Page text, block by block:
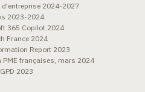
2024-2027
2023-2024
365 Copilot 2024
France 2024
Report 2023
PME françaises, mars 2024
2023